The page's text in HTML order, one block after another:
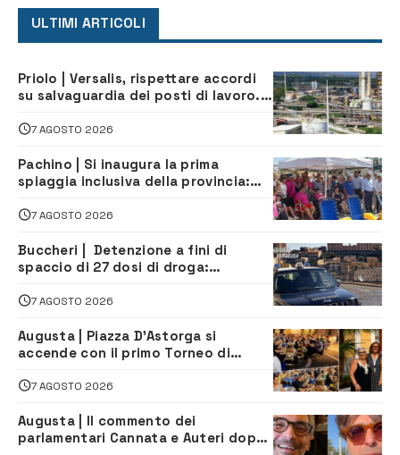
ULTIMI ARTICOLI
Priolo | Versalis, rispettare accordi
su salvaguardia dei posti di lavoro. Il
7 AGOSTO 2026
Pachino | Si inaugura la prima
spiaggia inclusiva della provincia:
tutti
7 AGOSTO 2026
Buccheri | Detenzione a fini di
spaccio di 27 dosi di droga:
7 AGOSTO 2026
Augusta | Piazza D’Astorga si
accende con il primo Torneo di
7 AGOSTO 2026
Augusta | Il commento dei
parlamentari Cannata e Auteri dopo